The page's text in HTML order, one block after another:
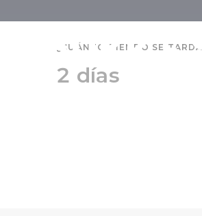
Bükk -
¿CUÁNTO TIEMPO SE
2 días